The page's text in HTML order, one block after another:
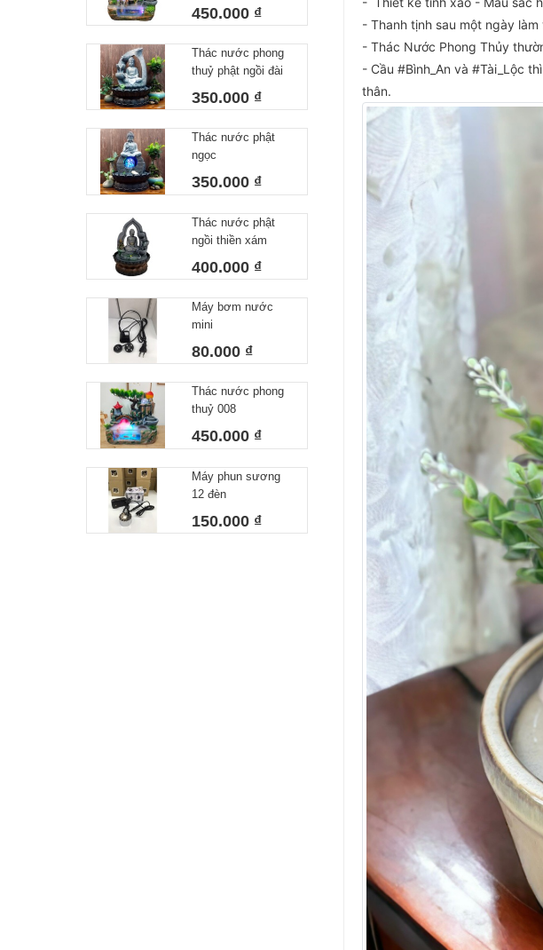
450.000 ₫
Thác nước phong
thuỷ phật ngồi đài
350.000 ₫
Thác nước phật
ngọc
350.000 ₫
Thác nước phật
ngồi thiền xám
400.000 ₫
Máy bơm nước
mini
80.000 ₫
Thác nước phong
thuỷ 008
450.000 ₫
Máy phun sương
12 đèn
150.000 ₫
- Thanh tịnh sau một ngày làm
- Thác Nước Phong Thủy
- Cầu #Bình_An và #Tài_Lộc
thân.